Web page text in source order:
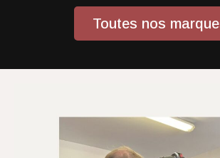
Toutes nos